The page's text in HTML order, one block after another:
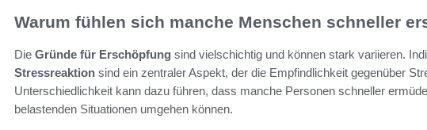
Warum fühlen sich manche Menschen schneller
Die Gründe für Erschöpfung sind vielschichtig und können stark variieren.
Stressreaktion sind ein zentraler Aspekt, der die Empfindlichkeit gegenüber
Unterschiedlichkeit kann dazu führen, dass manche Personen schneller
belastenden Situationen umgehen können.